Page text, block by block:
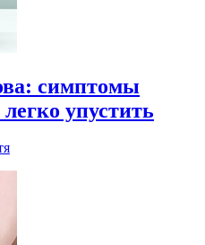
симптомы
упустить